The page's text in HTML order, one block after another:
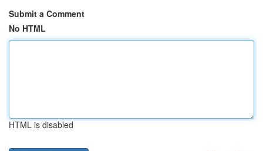
Submit a Comment
No HTML
HTML is disabled